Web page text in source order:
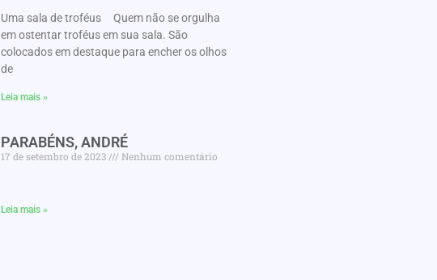
Uma sala de troféus Quem não se orgulha
em ostentar troféus em sua sala. São
colocados em destaque para encher os olhos
de
Leia mais »
PARABÉNS, ANDRÉ
17 de setembro de 2023 Nenhum comentário
Leia mais »